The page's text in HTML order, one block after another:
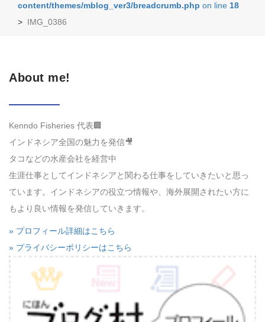
content/themes/mblog_ver3/breadcrumb.php on line 18
> IMG_0386
About me!
Kenndo Fisheries 代表🏢
インドネシア全国の魅力を発信🎥
タコなどの水産会社を経営中
生涯仕事としてインドネシアと関わる仕事をしていきたいと思っ
ています。インドネシアの役立つ情報や、海外展開されたい方に
もより良い情報を発信していきます。
» プロフィール詳細はこちら
» プライバシーポリシーはこちら